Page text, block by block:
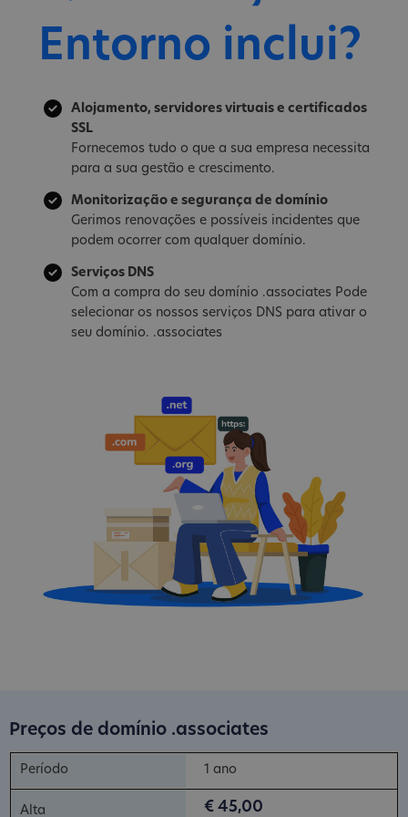
Entorno inclui?
Alojamento, servidores virtuais e certificados
SSL
Fornecemos tudo o que a sua empresa necessita
para a sua gestão e crescimento.
Monitorização e segurança de domínio
Gerimos renovações e possíveis incidentes que
podem ocorrer com qualquer domínio.
Serviços DNS
Com a compra do seu domínio .associates Pode
selecionar os nossos serviços DNS para ativar o
seu domínio. .associates
Preços de domínio .associates
1 ano
€ 45,00